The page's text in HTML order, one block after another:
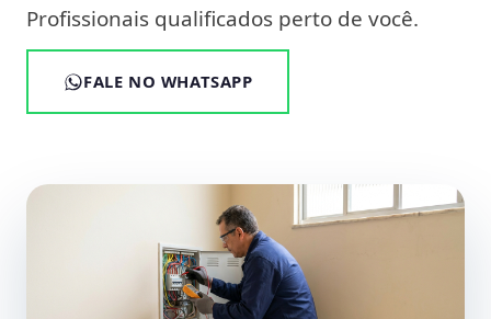
Profissionais qualificados perto de você.
FALE NO WHATSAPP